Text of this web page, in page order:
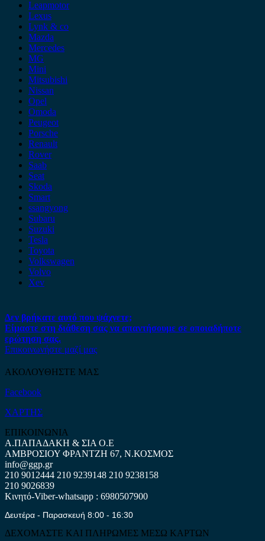
Leapmotor
Lexus
Lynk & co
Mazda
Mercedes
MG
Mini
Mitsubishi
Nissan
Opel
Omoda
Peugeot
Porsche
Renault
Rover
Saab
Seat
Skoda
Smart
ssangyong
Subaru
Suzuki
Tesla
Toyota
Volkswagen
Volvo
Xev
Δεν βρήκατε αυτό που ψάχνετε;
Είμαστε στη διάθεση σας να απαντήσουμε σε οποιαδήποτε
ερώτηση σας.
Επικοινωνήστε μαζί μας
ΑΚΟΛΟΥΘΗΣΤΕ ΜΑΣ
Facebook
ΧΑΡΤΗΣ
ΕΠΙΚΟΙΝΩΝΙΑ
Α.ΠΑΠΑΔΑΚΗ & ΣΙΑ Ο.Ε
ΑΜΒΡΟΣΙΟΥ ΦΡΑΝΤΖΗ 67, Ν.ΚΟΣΜΟΣ
info@ggp.gr
210 9012444 210 9239148 210 9238158
210 9026839
Κινητό-Viber-whatsapp : 6980507900
Δευτέρα - Παρασκευή 8:00 - 16:30
ΔΕΧΟΜΑΣΤΕ ΚΑΙ ΠΛΗΡΩΜΕΣ ΜΕΣΩ ΚΑΡΤΩΝ